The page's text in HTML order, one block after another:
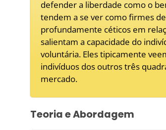
defender a liberdade como o
tendem a se ver como firmes
profundamente céticos em
salientam a capacidade do
voluntária. Eles tipicamente
indivíduos dos outros três
mercado.
Teoria e Abordagem